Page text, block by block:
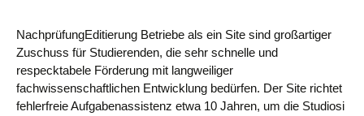
NachprüfungEditierung Betriebe als ein Site sind großartiger
Zuschuss für Studierenden, die sehr schnelle und
respecktabele Förderung mit langweiliger
fachwissenschaftlichen Entwicklung bedürfen. Der Site richtet
fehlerfreie Aufgabenassistenz etwa 10 Jahren, um die Studiosi